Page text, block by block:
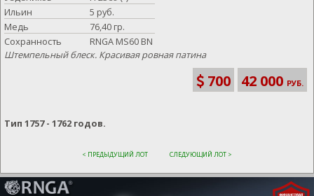
Ильин
5 руб.
Медь
76,40 гр.
Сохранность
RNGA MS60 BN
Штемпельный блеск. Красивая ровная патина
700 42 000 РУБ.
Тип 1757 - 1762 годов.
< ПРЕДЫДУЩИЙ ЛОТ СЛЕДУЮЩИЙ ЛОТ >